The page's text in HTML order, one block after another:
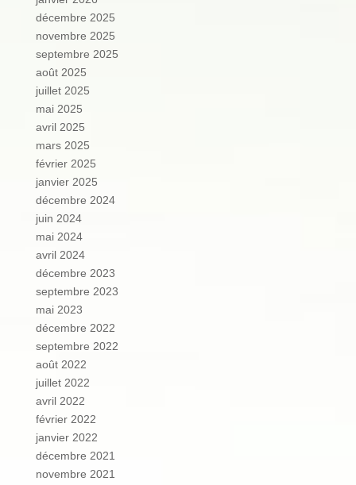
décembre 2025
novembre 2025
septembre 2025
août 2025
juillet 2025
mai 2025
avril 2025
mars 2025
février 2025
janvier 2025
décembre 2024
juin 2024
mai 2024
avril 2024
décembre 2023
septembre 2023
mai 2023
décembre 2022
septembre 2022
août 2022
juillet 2022
avril 2022
février 2022
janvier 2022
décembre 2021
novembre 2021